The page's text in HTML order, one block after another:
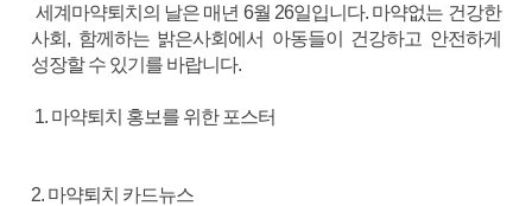
세계마약퇴치의 날은 매년 6월 26일입니다. 마약없는 건강한
사회, 함께하는 밝은사회에서 아동들이 건강하고 안전하게
성장할 수 있기를 바랍니다.
1. 마약퇴치 홍보를 위한 포스터
2. 마약퇴치 카드뉴스